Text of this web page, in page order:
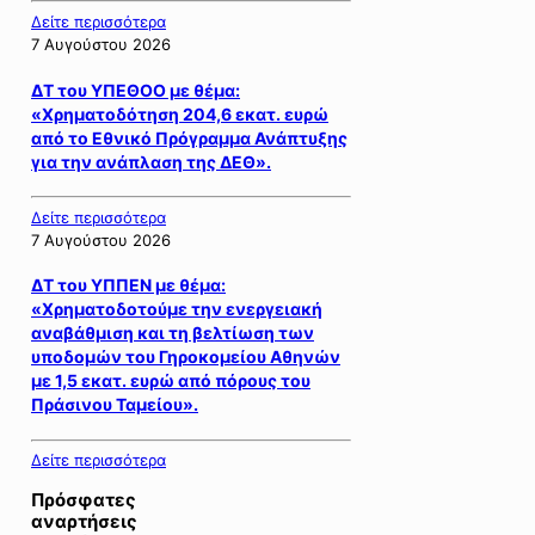
Δείτε περισσότερα
7 Αυγούστου 2026
ΔΤ του ΥΠΕΘΟΟ με θέμα:
«Χρηματοδότηση 204,6 εκατ. ευρώ
από το Εθνικό Πρόγραμμα Ανάπτυξης
για την ανάπλαση της ΔΕΘ».
Δείτε περισσότερα
7 Αυγούστου 2026
ΔΤ του ΥΠΠΕΝ με θέμα:
«Χρηματοδοτούμε την ενεργειακή
αναβάθμιση και τη βελτίωση των
υποδομών του Γηροκομείου Αθηνών
με 1,5 εκατ. ευρώ από πόρους του
Πράσινου Ταμείου».
Δείτε περισσότερα
Πρόσφατες
αναρτήσεις